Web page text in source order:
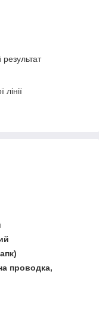
проводка,